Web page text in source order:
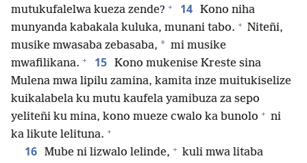
mutukufalelwa kueza zende? + 14 Kono niha
munyanda kabakala kuluka, munani tabo. + Niteñi,
musike mwasaba zebasaba, * mi musike
mwafilikana. + 15 Kono mukenise Kreste sina
Mulena mwa lipilu zamina, kamita inze muitukiselize
kuikalabela ku mutu kaufela yamibuza za sepo
yeliteñi ku mina, kono mueze cwalo ka bunolo + ni
ka likute lelituna. +
16 Mube ni lizwalo lelinde, + kuli mwa litaba